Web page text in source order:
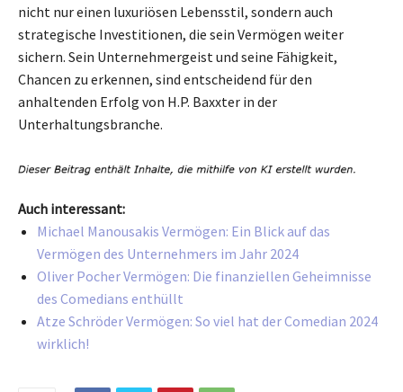
nicht nur einen luxuriösen Lebensstil, sondern auch
strategische Investitionen, die sein Vermögen weiter
sichern. Sein Unternehmergeist und seine Fähigkeit,
Chancen zu erkennen, sind entscheidend für den
anhaltenden Erfolg von H.P. Baxxter in der
Unterhaltungsbranche.
Auch interessant:
Michael Manousakis Vermögen: Ein Blick auf das
Vermögen des Unternehmers im Jahr 2024
Oliver Pocher Vermögen: Die finanziellen Geheimnisse
des Comedians enthüllt
Atze Schröder Vermögen: So viel hat der Comedian 2024
wirklich!